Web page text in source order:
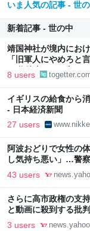
いま人気の記事 - 世
新着記事 - 世の中
靖国神社が境内にお
「旧軍人にやめろと
90代後半や100歳オ
8 users
イギリスの給食から
- 日本経済新聞
27 users
阿波おどりで女性の
し気持ち悪い」…警
Yahoo!ニュース
43 users
さらに高市政権の支
と動画に殺到する批
3 users